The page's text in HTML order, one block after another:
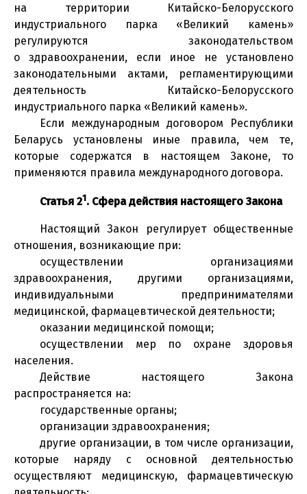
на территории Китайско-Белорусского
индустриального парка «Великий камень»
регулируются законодательством
о здравоохранении, если иное не установлено
законодательными актами, регламентирующими
деятельность Китайско-Белорусского
индустриального парка «Великий камень».
Если международным договором Республики
Беларусь установлены иные правила, чем те,
которые содержатся в настоящем Законе, то
применяются правила международного договора.
Статья 21. Сфера действия настоящего Закона
Настоящий Закон регулирует общественные
отношения, возникающие при:
осуществлении организациями
здравоохранения, другими организациями,
индивидуальными предпринимателями
медицинской, фармацевтической деятельности;
оказании медицинской помощи;
осуществлении мер по охране здоровья
населения.
Действие настоящего Закона
распространяется на:
государственные органы;
организации здравоохранения;
другие организации, в том числе организации,
которые наряду с основной деятельностью
осуществляют медицинскую, фармацевтическую